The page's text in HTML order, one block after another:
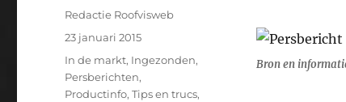
Bron en
Auteur
Redactie Roofvisweb
Geplaatst
23 januari 2015
Categorieën
In de markt, Ingezonden,
Persberichten,
Productinfo,Tips en trucs,